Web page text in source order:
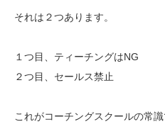
それは２つあります。
１つ目、ティーチングはNG
２つ目、セールス禁止
これがコーチングスクールの常識